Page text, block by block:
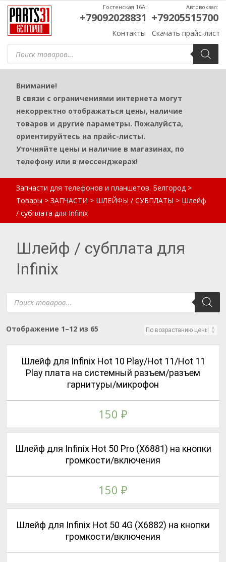
Поиск
товаров
Контакты Скачать прайс-лист
Гостенская 16А:
+79092028831
Автовокзал:
+79205515700
Внимание!
В связи с ограничениями интернета могут
некорректно отображаться цены, наличие
товаров и другие параметры. Пожалуйста,
ориентируйтесь на прайс-листы.
Уточняйте цены и наличие в магазинах, по
телефону или в мессенджерах!
Запчасти для телефонов и планшетов. Белгород >
Товары > ЗАПЧАСТИ > ШЛЕЙФЫ / СУБПЛАТЫ > Шлейф
/ субплата для Infinix
Шлейф / субплата для
Infinix
Поиск
товаров
Отображение 1–12 из 65
Шлейф для Infinix Hot 50 4G (X6882) на кнопки
громкости/включения
Шлейф для Infinix Hot 50 Pro (X6881) на кнопки
громкости/включения
150 ₽
Шлейф для Infinix Hot 10 Play/Hot 11/Hot 11
Play плата на системный разъем/разъем
гарнитуры/микрофон
150 ₽